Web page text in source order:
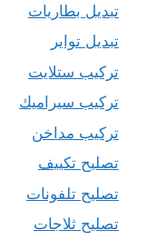
تبديل بطاريات
تبديل تواير
تركيب ستلايت
تركيب سيراميك
تركيب مداخن
تصليح تكييف
تصليح تلفونات
تصليح ثلاجات